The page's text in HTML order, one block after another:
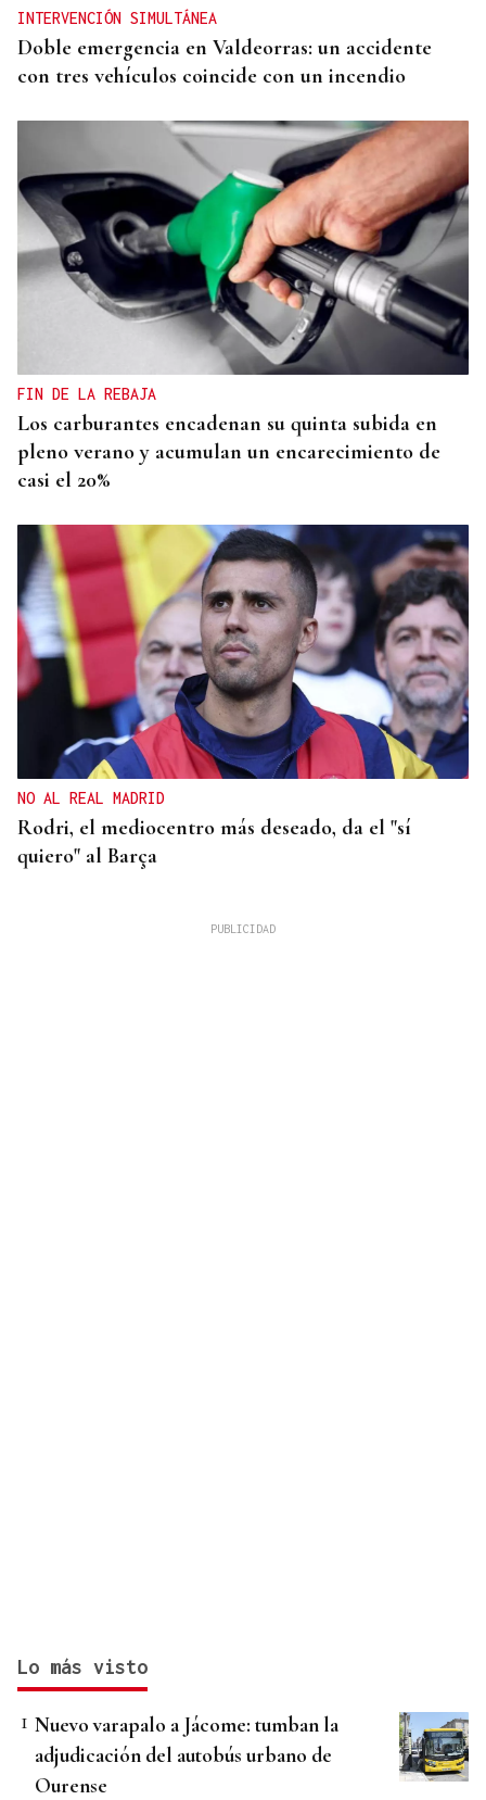
INTERVENCIÓN SIMULTÁNEA
Doble emergencia en Valdeorras: un accidente
con tres vehículos coincide con un incendio
FIN DE LA REBAJA
Los carburantes encadenan su quinta subida en
pleno verano y acumulan un encarecimiento de
casi el 20%
NO AL REAL MADRID
Rodri, el mediocentro más deseado, da el "sí
quiero" al Barça
Lo más visto
Nuevo varapalo a Jácome: tumban la
adjudicación del autobús urbano de
Ourense